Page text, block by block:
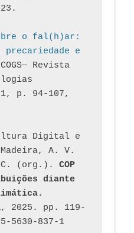
o fal(h)ar:
e
Revista
p. 94-107,
Digital e
A. V.
C. (org.). COP
diante
2025. pp. 119-
5630-837-1